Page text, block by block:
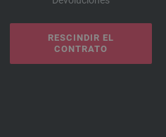
RESCINDIR EL
CONTRATO